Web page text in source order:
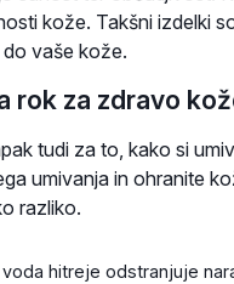
kože. Takšni izdelki
vaše kože.
rok za zdravo
tudi za to, kako si
umivanja in ohranite
razliko.
hitreje odstranjuje